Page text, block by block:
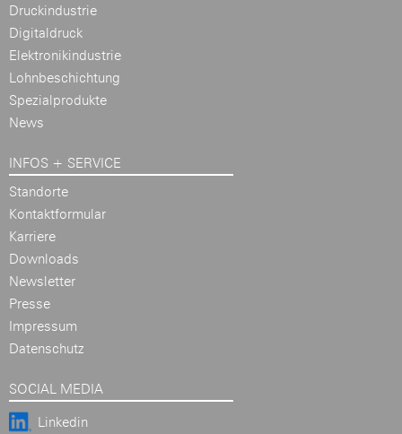
Druckindustrie
Digitaldruck
Elektronikindustrie
Lohnbeschichtung
Spezialprodukte
News
INFOS + SERVICE
Standorte
Kontaktformular
Karriere
Downloads
Newsletter
Presse
Impressum
Datenschutz
SOCIAL MEDIA
Linkedin